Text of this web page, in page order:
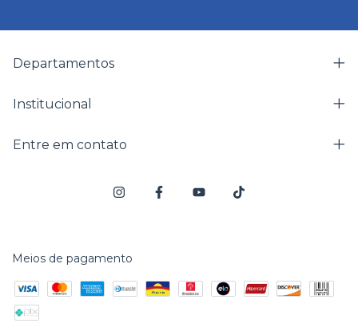
Departamentos
Institucional
Entre em contato
Meios de pagamento